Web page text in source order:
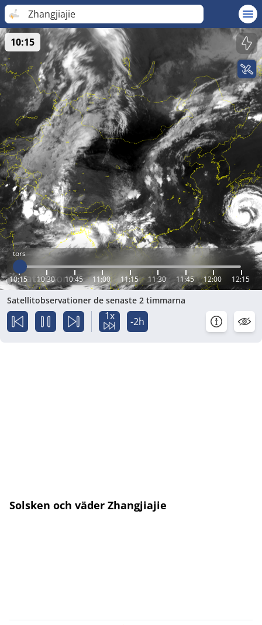
Zhangjiajie
tors
10:15 10:30 10:45 11:00 11:15 11:30 11:45 12:00 12:15
10:15
Satellitobservationer de senaste 2 timmarna
1x -2h
Solsken och väder Zhangjiajie